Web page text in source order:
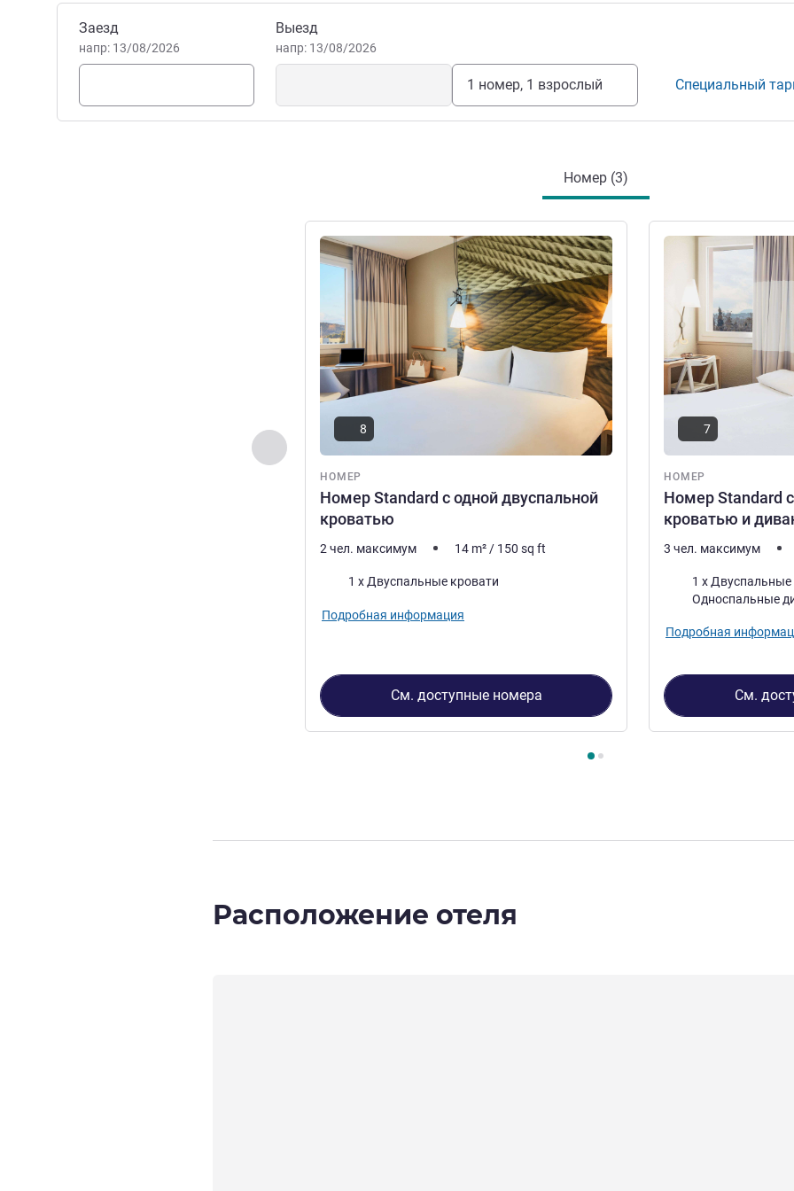
тенистой террасе.
William GENNARO Управление отелем
Забронировать этот отель
Заезд
напр: 13/08/2026
Выезд
напр: 13/08/2026
1 номер, 1 взрослый Специальный
Номер (3)
Назад - Номер
НОМЕР
Номер Standard с одной двуспальной
кроватью
Подробная информация
8
2 чел. максимум 14 m² / 150 sq ft
Постель1 x Двуспальные кровати
Подробная информация
См. доступные номера
НОМЕР
Номер Standard с
кроватью и
Подробная
7
3 чел. максимум
Постель1 x Двуспальные
Односпальные
Подробная
См.
Расположение отеля